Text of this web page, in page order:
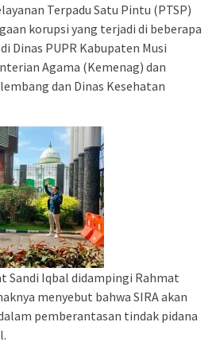
Terpadu Satu Pintu (PTSP)
korupsi yang terjadi di beberapa
Dinas PUPR Kabupaten Musi
Agama (Kemenag) dan
dan Dinas Kesehatan
Sandi Iqbal didampingi Rahmat
menyebut bahwa SIRA akan
pemberantasan tindak pidana